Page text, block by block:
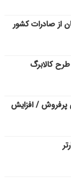
از صادرات کشور
کالابرگ
پرفروش / افزایش